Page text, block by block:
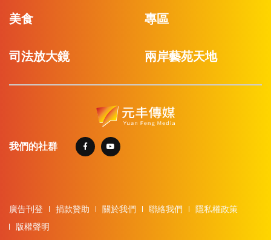
美食 專區
司法放大鏡 兩岸藝苑天地
我們的社群
廣告刊登 捐款贊助 關於我們 聯絡我們
隱私權政策
版權聲明